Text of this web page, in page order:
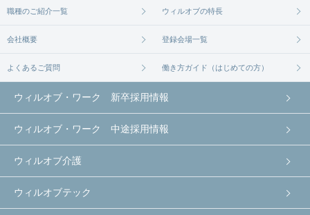
職種のご紹介一覧 ウィルオブの特長
会社概要 登録会場一覧
よくあるご質問 働き方ガイド（はじめての方）
ウィルオブ・ワーク 新卒採用情報
ウィルオブ・ワーク 中途採用情報
ウィルオブ介護
ウィルオブテック